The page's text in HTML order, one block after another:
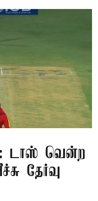
டாஸ் வென்ற
தேர்வு